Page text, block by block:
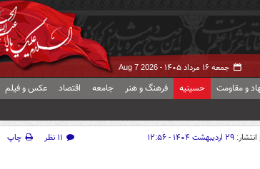
جمعه ۱۶ مرداد ۱۴۰۵ - Aug 7 2026
و مقاومت حسینیه فرهنگ و هنر جامعه اقتصاد عکس و فیلم
انتشار: ۲۹ اردیبهشت ۱۴۰۴ - ۱۲:۵۶ ۱۱ نظر
چاپ